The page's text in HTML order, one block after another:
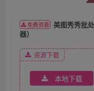
免费资源
美图秀秀批
器）
资源下载
本地下载